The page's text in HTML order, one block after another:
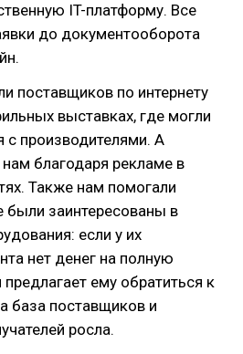
IT-платформу. Все
до документооборота
поставщиков по интернету
выставках, где могли
с производителями. А
благодаря рекламе в
Также нам помогали
были заинтересованы в
если у их
нет денег на полную
предлагает ему обратиться к
база поставщиков и
росла.